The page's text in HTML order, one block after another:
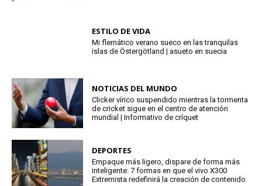
ESTILO DE VIDA
Mi flemático verano sueco en las tranquilas
islas de Östergötland | asueto en suecia
NOTICIAS DEL MUNDO
Clicker vírico suspendido mientras la tormenta
de cricket sigue en el centro de atención
mundial | Informativo de críquet
DEPORTES
Empaque más ligero, dispare de forma más
inteligente: 7 formas en que el vivo X300
Extremista redefinirá la creación de contenido